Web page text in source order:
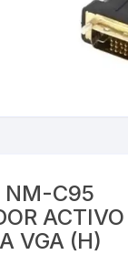
NM-C95
VGA (H)